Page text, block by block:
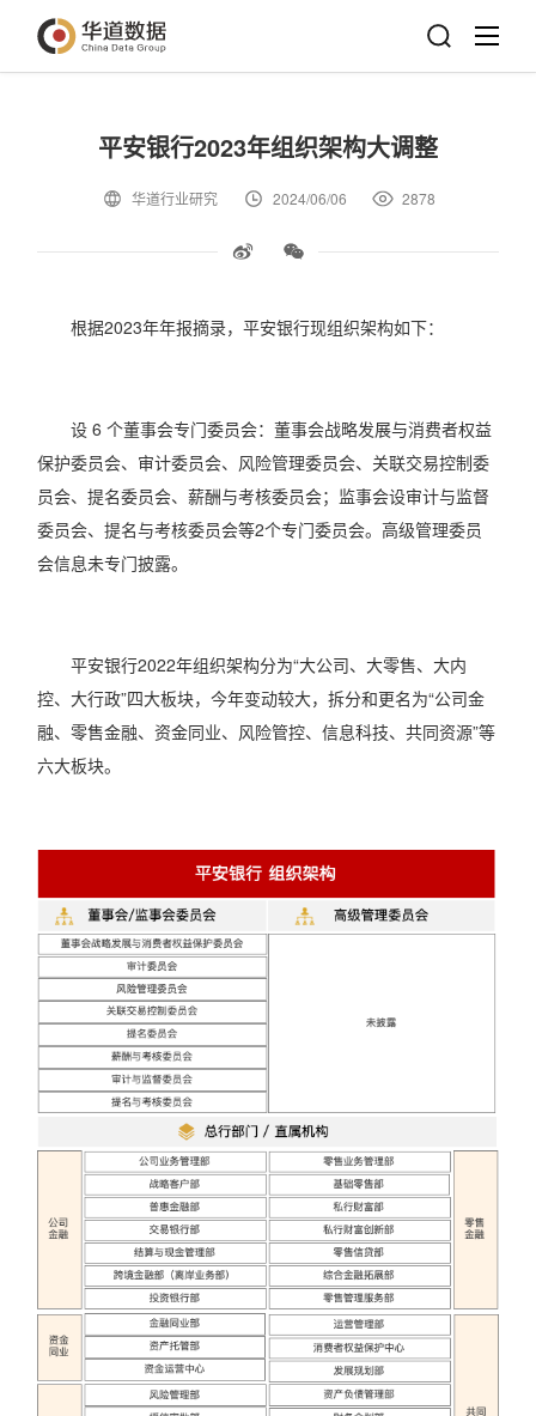
平安银行2023年组织架构大调整
华道行业研究 2024/06/06 2878
根据2023年年报摘录，平安银行现组织架构如下：
设 6 个董事会专门委员会：董事会战略发展与消费者权益
保护委员会、审计委员会、风险管理委员会、关联交易控制委
员会、提名委员会、薪酬与考核委员会；监事会设审计与监督
委员会、提名与考核委员会等2个专门委员会。高级管理委员
会信息未专门披露。
平安银行2022年组织架构分为“大公司、大零售、大内
控、大行政”四大板块，今年变动较大，拆分和更名为“公司金
融、零售金融、资金同业、风险管控、信息科技、共同资源”等
六大板块。